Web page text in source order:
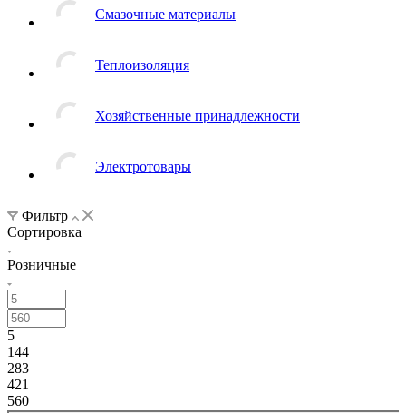
Смазочные материалы
Теплоизоляция
Хозяйственные принадлежности
Электротовары
Фильтр
Сортировка
Розничные
5
144
283
421
560